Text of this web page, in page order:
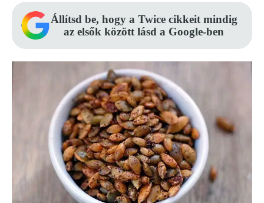
Állítsd be, hogy a Twice cikkeit mindig
az elsők között lásd a Google-ben